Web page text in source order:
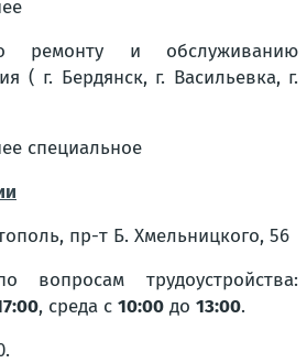
ремонту и обслуживанию
( г. Бердянск, г. Васильевка, г.
специальное
пр-т Б. Хмельницкого, 56
вопросам трудоустройства:
, среда с 10:00 до 13:00.